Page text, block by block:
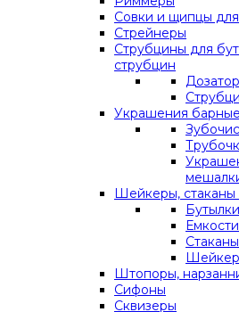
Совки и щипцы
Стрейнеры
Струбцины для
струбцин
Украшения барные
Шейкеры, стаканы
Штопоры,
Сифоны
Сквизеры